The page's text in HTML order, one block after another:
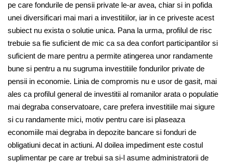
pe care fondurile de pensii private le-ar avea, chiar si in pofida
unei diversificari mai mari a investitiilor, iar in ce priveste acest
subiect nu exista o solutie unica. Pana la urma, profilul de risc
trebuie sa fie suficient de mic ca sa dea confort participantilor si
suficient de mare pentru a permite atingerea unor randamente
bune si pentru a nu sugruma investitiile fondurilor private de
pensii in economie. Linia de compromis nu e usor de gasit, mai
ales ca profilul general de investitii al romanilor arata o populatie
mai degraba conservatoare, care prefera investitiile mai sigure
si cu randamente mici, motiv pentru care isi plaseaza
economiile mai degraba in depozite bancare si fonduri de
obligatiuni decat in actiuni. Al doilea impediment este costul
suplimentar pe care ar trebui sa si-l asume administratorii de